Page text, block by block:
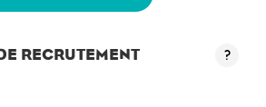
RECRUTEMENT ?